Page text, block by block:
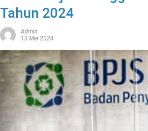
Tahun 2024
Admin
13 Mei 2024